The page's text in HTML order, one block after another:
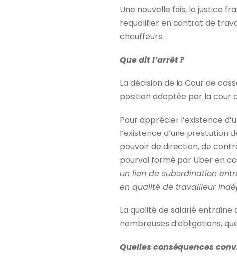
Une nouvelle fois, la justice
requalifier en contrat de
chauffeurs.
Que dit l’arrêt ?
La décision de la Cour de
position adoptée par la cour
Pour apprécier l’existence
l’existence d’une prestation
pouvoir de direction, de
pourvoi formé par Uber en
un lien de subordination
en qualité de travailleur
La qualité de salarié
nombreuses d’obligations,
Quelles conséquences